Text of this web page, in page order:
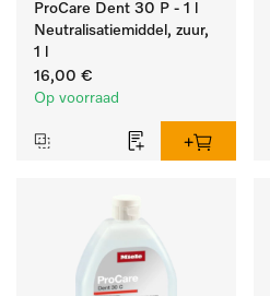
ProCare Dent 30 P - 1 l
Neutralisatiemiddel, zuur,
1 l
16,00 €
Op voorraad